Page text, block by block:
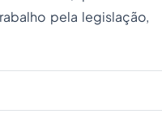
pela legislação,